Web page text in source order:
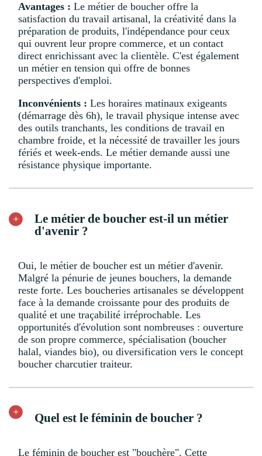
Avantages : Le métier de boucher offre la
satisfaction du travail artisanal, la créativité dans la
préparation de produits, l'indépendance pour ceux
qui ouvrent leur propre commerce, et un contact
direct enrichissant avec la clientèle. C'est également
un métier en tension qui offre de bonnes
perspectives d'emploi.
Inconvénients : Les horaires matinaux exigeants
(démarrage dès 6h), le travail physique intense avec
des outils tranchants, les conditions de travail en
chambre froide, et la nécessité de travailler les jours
fériés et week-ends. Le métier demande aussi une
résistance physique importante.
Le métier de boucher est-il un métier
d'avenir ?
Oui, le métier de boucher est un métier d'avenir.
Malgré la pénurie de jeunes bouchers, la demande
reste forte. Les boucheries artisanales se développent
face à la demande croissante pour des produits de
qualité et une traçabilité irréprochable. Les
opportunités d'évolution sont nombreuses : ouverture
de son propre commerce, spécialisation (boucher
halal, viandes bio), ou diversification vers le concept
boucher charcutier traiteur.
Quel est le féminin de boucher ?
Le féminin de boucher est "bouchère". Cette